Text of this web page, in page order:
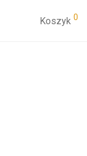
Koszyk 0